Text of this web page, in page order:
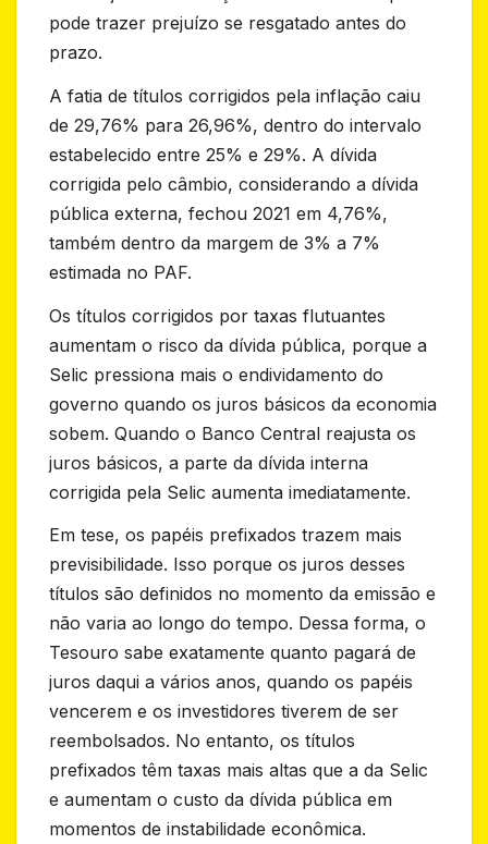
pode trazer prejuízo se resgatado antes do
prazo.
A fatia de títulos corrigidos pela inflação caiu
de 29,76% para 26,96%, dentro do intervalo
estabelecido entre 25% e 29%. A dívida
corrigida pelo câmbio, considerando a dívida
pública externa, fechou 2021 em 4,76%,
também dentro da margem de 3% a 7%
estimada no PAF.
Os títulos corrigidos por taxas flutuantes
aumentam o risco da dívida pública, porque a
Selic pressiona mais o endividamento do
governo quando os juros básicos da economia
sobem. Quando o Banco Central reajusta os
juros básicos, a parte da dívida interna
corrigida pela Selic aumenta imediatamente.
Em tese, os papéis prefixados trazem mais
previsibilidade. Isso porque os juros desses
títulos são definidos no momento da emissão e
não varia ao longo do tempo. Dessa forma, o
Tesouro sabe exatamente quanto pagará de
juros daqui a vários anos, quando os papéis
vencerem e os investidores tiverem de ser
reembolsados. No entanto, os títulos
prefixados têm taxas mais altas que a da Selic
e aumentam o custo da dívida pública em
momentos de instabilidade econômica.